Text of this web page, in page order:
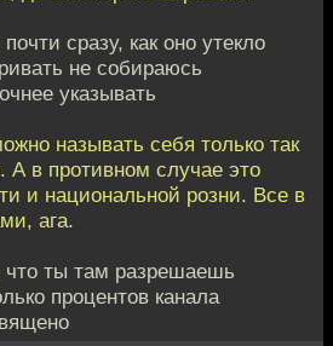
сразу, как оно утекло
не собираюсь
указывать
называть себя только так
в противном случае это
и национальной розни. Все в
ага.
ты там разрешаешь
процентов канала